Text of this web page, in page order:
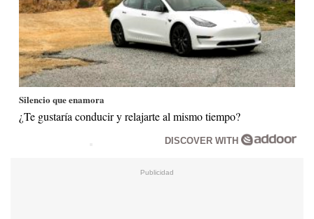
Silencio que enamora
¿Te gustaría conducir y relajarte al mismo tiempo?
DISCOVER WITH